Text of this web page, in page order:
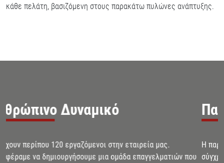
κάθε πελάτη, βασιζόμενη στους παρακάτω πυλώνες ανάπτυξης.
Παραγωγή
Η παραγωγική διαδικασία στην εταιρεία μας γίνεται με ένα
σύγχρονο στόλο μηχανημάτων και με αυστηρή επιλογή